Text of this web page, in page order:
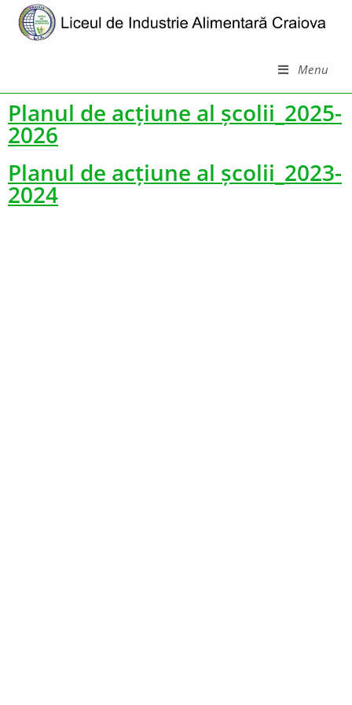
Menu
Planul de acțiune al școlii_2025-
2026
Planul de acțiune al școlii_2023-
2024